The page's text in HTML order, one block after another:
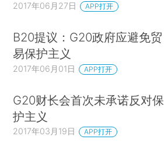
2017年06月27日 APP打开
B20提议：G20政府应避免贸
易保护主义
2017年06月01日 APP打开
G20财长会首次未承诺反对保
护主义
2017年03月19日 APP打开